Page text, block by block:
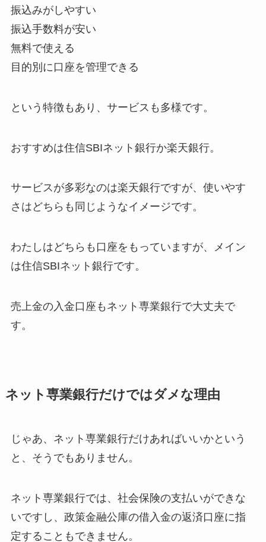
振込みがしやすい
振込手数料が安い
無料で使える
目的別に口座を管理できる
という特徴もあり、サービスも多様です。
おすすめは住信SBIネット銀行か楽天銀行。
サービスが多彩なのは楽天銀行ですが、使いやす
さはどちらも同じようなイメージです。
わたしはどちらも口座をもっていますが、メイン
は住信SBIネット銀行です。
売上金の入金口座もネット専業銀行で大丈夫で
す。
ネット専業銀行だけではダメな理由
じゃあ、ネット専業銀行だけあればいいかという
と、そうでもありません。
ネット専業銀行では、社会保険の支払いができな
いですし、政策金融公庫の借入金の返済口座に指
定することもできません。